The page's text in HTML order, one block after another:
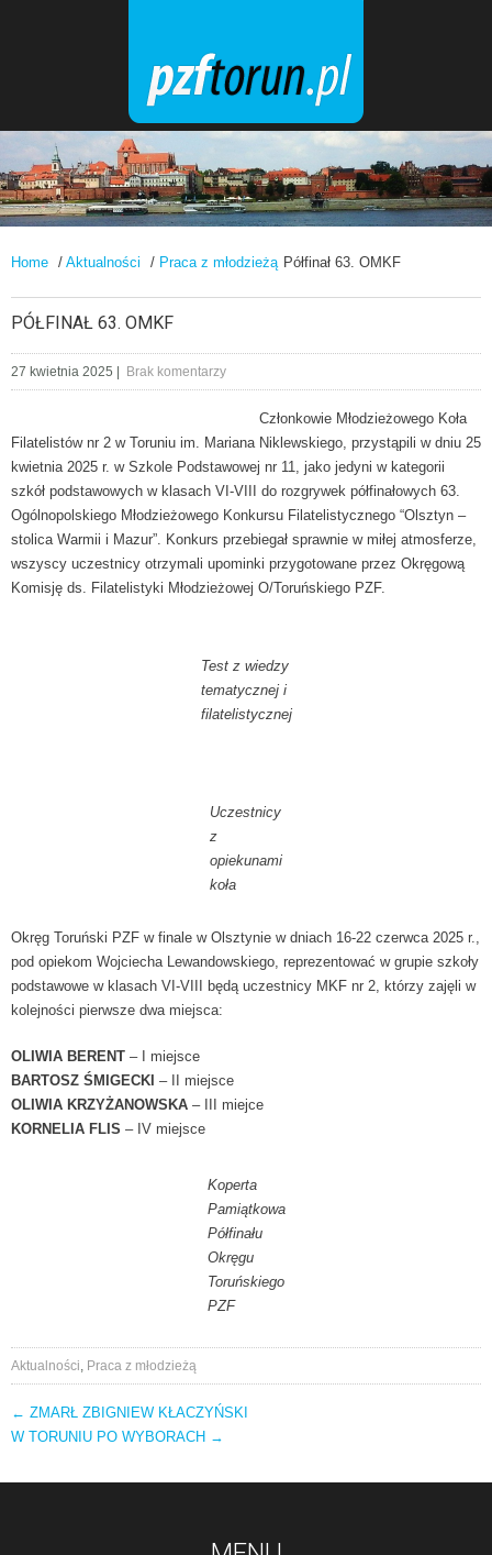
Home / Aktualności / Praca z młodzieżą Półfinał 63. OMKF
PÓŁFINAŁ 63. OMKF
27 kwietnia 2025 Brak komentarzy
Członkowie Młodzieżowego Koła
Filatelistów nr 2 w Toruniu im. Mariana Niklewskiego, przystąpili w dniu 25
kwietnia 2025 r. w Szkole Podstawowej nr 11, jako jedyni w kategorii
szkół podstawowych w klasach VI-VIII do rozgrywek półfinałowych 63.
Ogólnopolskiego Młodzieżowego Konkursu Filatelistycznego “Olsztyn –
stolica Warmii i Mazur”. Konkurs przebiegał sprawnie w miłej atmosferze,
wszyscy uczestnicy otrzymali upominki przygotowane przez Okręgową
Komisję ds. Filatelistyki Młodzieżowej O/Toruńskiego PZF.
Test z wiedzy
tematycznej i
filatelistycznej
Uczestnicy
z
opiekunami
koła
Okręg Toruński PZF w finale w Olsztynie w dniach 16-22 czerwca 2025 r.,
pod opiekom Wojciecha Lewandowskiego, reprezentować w grupie szkoły
podstawowe w klasach VI-VIII będą uczestnicy MKF nr 2, którzy zajęli w
kolejności pierwsze dwa miejsca:
OLIWIA BERENT – I miejsce
BARTOSZ ŚMIGECKI – II miejsce
OLIWIA KRZYŻANOWSKA – III miejce
KORNELIA FLIS – IV miejsce
Koperta
Pamiątkowa
Półfinału
Okręgu
Toruńskiego
PZF
Aktualności Praca z młodzieżą
AKTUALNOŚCI
← ZMARŁ ZBIGNIEW KŁACZYŃSKI
W TORUNIU PO WYBORACH →